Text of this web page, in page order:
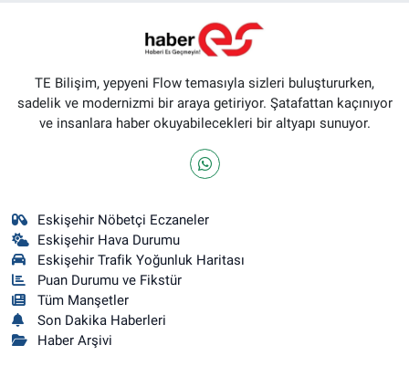
TE Bilişim, yepyeni Flow temasıyla sizleri buluştururken,
sadelik ve modernizmi bir araya getiriyor. Şatafattan kaçınıyor
ve insanlara haber okuyabilecekleri bir altyapı sunuyor.
Eskişehir Nöbetçi Eczaneler
Eskişehir Hava Durumu
Eskişehir Trafik Yoğunluk Haritası
Puan Durumu ve Fikstür
Tüm Manşetler
Son Dakika Haberleri
Haber Arşivi